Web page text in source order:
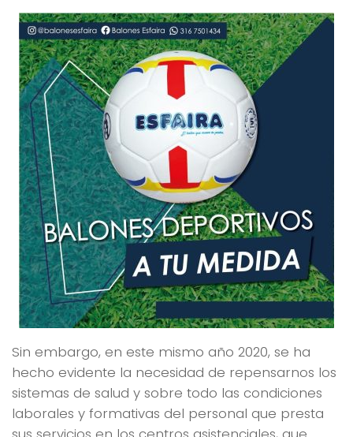
Sin embargo, en este mismo año 2020, se ha
hecho evidente la necesidad de repensarnos los
sistemas de salud y sobre todo las condiciones
laborales y formativas del personal que presta